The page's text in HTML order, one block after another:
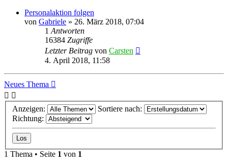
Personalaktion folgen
von Gabriele » 26. März 2018, 07:04
1 Antworten
16384 Zugriffe
Letzter Beitrag von Carsten
4. April 2018, 11:58
Neues Thema
Anzeigen:
Sortiere nach:
Richtung:
1 Thema • Seite 1 von 1